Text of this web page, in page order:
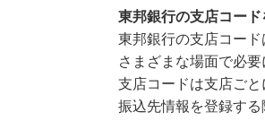
東邦銀行の支店コー
東邦銀行の支店コー
さまざまな場面で必要
支店コードは支店ご
振込先情報を登録する